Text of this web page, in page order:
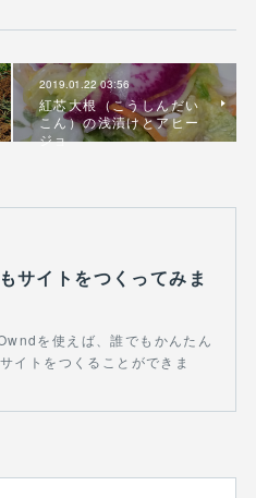
2019.01.22 03:56
紅芯大根（こうしんだい
こん）の浅漬けとアヒー
ジョ
サイトをつくってみま
を使えば、誰でもかんたん
イトをつくることができま